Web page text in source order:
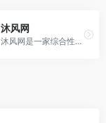
沐风网
沐风网是一家综合性图纸素材...